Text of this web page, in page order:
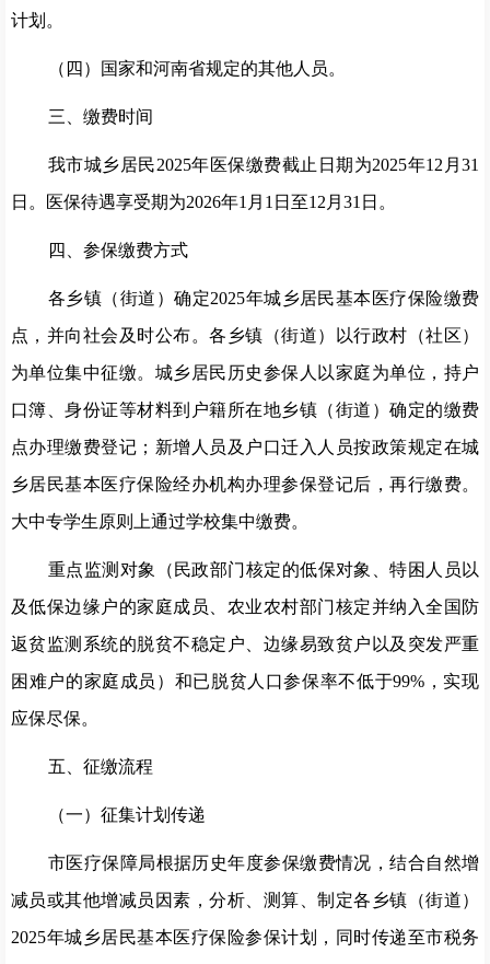
计划。
（四）国家和河南省规定的其他人员。
三、缴费时间
我市城乡居民2025年医保缴费截止日期为2025年12 月31
日 。 医保待遇享受期为2026年1 月 1 日至12 月 31 日。
四、 参保缴费方式
各乡镇 （街道 ）确定2025年城乡居民基本医疗保险缴费
点，并向社会及时公布。各乡镇 （街道）
以行政村（社区）
为单位集中征缴。城乡居民历史参保人以家庭为单位，持户
口簿、身份证等材料到户籍所在地乡镇 （街道 ）确定的缴费
点办理缴费登记 ； 新增人员及户口迁入人员按政策规定在城
乡居民基本医疗保险经办机构办理参保登记后，再行缴费。
大中专学生原则上通过学校集中缴费。
重点监测对象（民政部门核定的低保对象、特困人员以
及低保边缘户的家庭成员、 农业农村部门核定并纳入全国防
返贫监测系统的脱贫不稳定户、边缘易致贫户以及突发严重
困难户的家庭成员） 和已脱贫人口参保率不低于99% ，实现
应保尽保。
五 、征缴流程
（一）征集计划传递
市医疗保障局根据历史年度参保缴费情况，结合自然增
减员或其他增减员因素，分析
测算 、制定各乡镇 （街道）
2025年城乡居民基本医疗保险参保计划， 同时传递至市税务